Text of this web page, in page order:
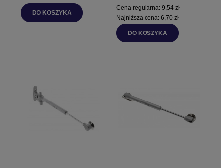
DO KOSZYKA
Cena regularna:9,54 zł
Najniższa cena:6,70 zł
DO KOSZYKA